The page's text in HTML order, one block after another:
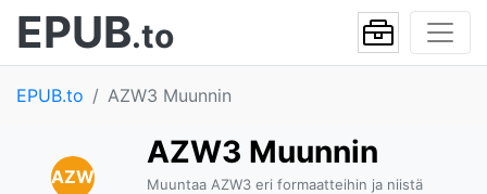
EPUB.to
EPUB.to AZW3 Muunnin
AZW
AZW3 Muunnin
Muuntaa AZW3 eri formaatteihin ja niistä